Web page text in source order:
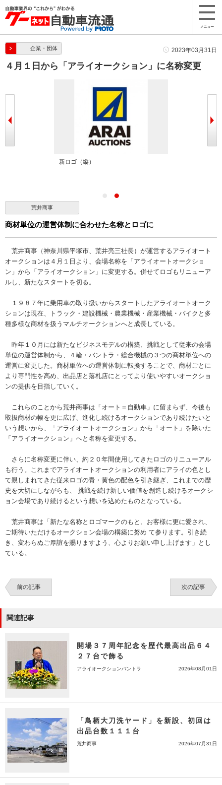
メニュー
企業・団体 2023年03月31日
４月１日から「アライオークション」に名称変更
新ロゴ（縦）
荒井商事
商材単位の運営体制に合わせた名称とロゴに
荒井商事（神奈川県平塚市、荒井亮三社長）が運営するアライオート
オークションは４月１日より、会場名称を「アライオートオークショ
ン」から「アライオークション」に変更する。併せてロゴもリニューア
ルし、新たなスタートを切る。
１９８７年に乗用車の取り扱いからスタートしたアライオートオーク
ションは現在、トラック・建設機械・農業機械・産業機械・バイクと多
種多様な商材を扱うマルチオークションへと成長している。
昨年１０月には新たなビジネスモデルの構築、挑戦として従来の会場
単位の運営体制から、４輪・バントラ・総合機械の３つの商材単位への
運営に変更した。商材単位への運営体制に転換することで、商材ごとに
より専門性を高め、出品店と落札店にとってより使いやすいオークショ
ンの提供を目指していく。
これらのことから荒井商事は「オート＝自動車」に留まらず、今後も
取扱商材の幅を更に広げ、進化し続けるオークションであり続けたいと
いう想いから、「アライオートオークション」から「オート」を除いた
「アライオークション」へと名称を変更する。
さらに名称変更に伴い、約２０年間使用してきたロゴのリニューアル
も行う。これまでアライオートオークションの利用者にアライの色とし
て親しまれてきた従来ロゴの青・黄色の配色を引き継ぎ、これまでの歴
史を大切にしながらも、 挑戦を続け新しい価値を創造し続けるオークシ
ョン会場であり続けるという想いを込めたものとなっている。
荒井商事は「新たな名称とロゴマークのもと、お客様に更に愛され、
ご期待いただけるオークション会場の構築に努め て参ります。引き続
き、変わらぬご厚誼を賜りますよう、心よりお願い申し上げます」とし
ている。
前の記事 次の記事
関連記事
開場３７周年記念を歴代最高出品６４
２７台で飾る
アライオークションバントラ 2026年08月01日
「鳥栖大刀洗ヤード」を新設、初回は
出品台数１１１台
荒井商事 2026年07月31日